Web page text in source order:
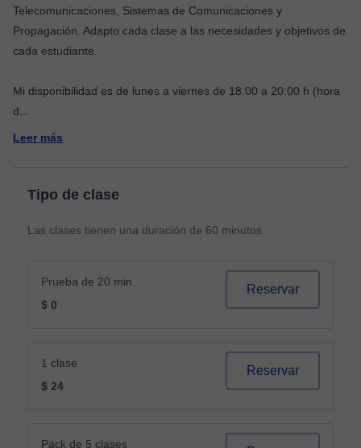
Telecomunicaciones, Sistemas de Comunicaciones y
Propagación. Adapto cada clase a las necesidades y objetivos de
cada estudiante.
Mi disponibilidad es de lunes a viernes de 18:00 a 20:00 h (hora
d
Leer más
Tipo de clase
Las clases tienen una duración de 60 minutos
Prueba de 20 min.
$ 0
Reservar
1 clase
$ 24
Reservar
Pack de 5 clases